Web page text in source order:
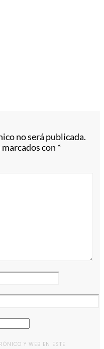
no será publicada.
con *
Y WEB EN ESTE